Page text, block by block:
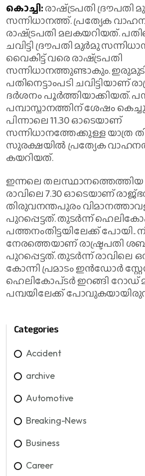
കൊച്ചി:രാഷ്‌ട്രപതി ദ്രൗപതി
സന്നിധാനത്ത്. പ്രത്യേക
രാഷ്‌ട്രപതി മലകയറിയത്.
ചവിട്ടി ദ്രൗപതി മുർമു
വൈകിട്ട് വരെ രാഷ്‌ട്രപതി
സന്നിധാനത്തുണ്ടാകും.
പതിനെട്ടാംപടി ചവിട്ടിയാണ്
ദർശനം പൂർത്തിയാക്കിയത്.
പമ്പാസ്നാനത്തിന് ശേഷം
പിന്നാലെ 11.30 ഓടെയാണ്
സന്നിധാനത്തേക്കുള്ള യാത്ര
സുരക്ഷയില്‍ പ്രത്യേക
കയറിയത്.
ഇന്നലെ തലസ്ഥാനത്തെത്തിയ
രാവിലെ 7.30 ഓടെയാണ്
തിരുവനന്തപുരം
പുറപ്പെട്ടത്. തുടര്‍ന്ന്
പത്തനംതിട്ടയിലേക്ക് പോയി..
നേരത്തെയാണ് രാഷ്ട്രപതി
പുറപ്പെട്ടത്. തുടര്‍ന്ന് രാവിലെ
കോന്നി പ്രമാടം ഇന്‍ഡോര്‍
ഹെലികോപ്ടര്‍ ഇറങ്ങി റോഡ്
പമ്പയിലേക്ക്
Categories
Accident
archive
Automotive
Breaking-News
Business
Career